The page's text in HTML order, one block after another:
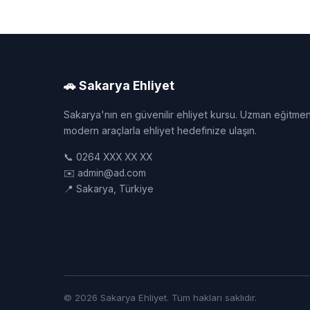
🚗 Sakarya Ehliyet
Sakarya'nın en güvenilir ehliyet kursu. Uzman
modern araçlarla ehliyet hedefinize ulaşın.
📞 0264 XXX XX XX
✉️ admin@ad.com
📍 Sakarya, Türkiye
© 2026 Sakarya Ehliyet. Tüm hakları saklıdır.